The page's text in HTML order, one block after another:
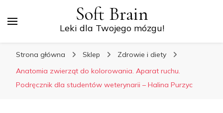
Soft Brain
Leki dla Twojego mózgu!
Strona główna Sklep
Zdrowie i diety
Anatomia zwierząt do kolorowania. Aparat ruchu.
Podręcznik dla studentów weterynarii – Halina Purzyc